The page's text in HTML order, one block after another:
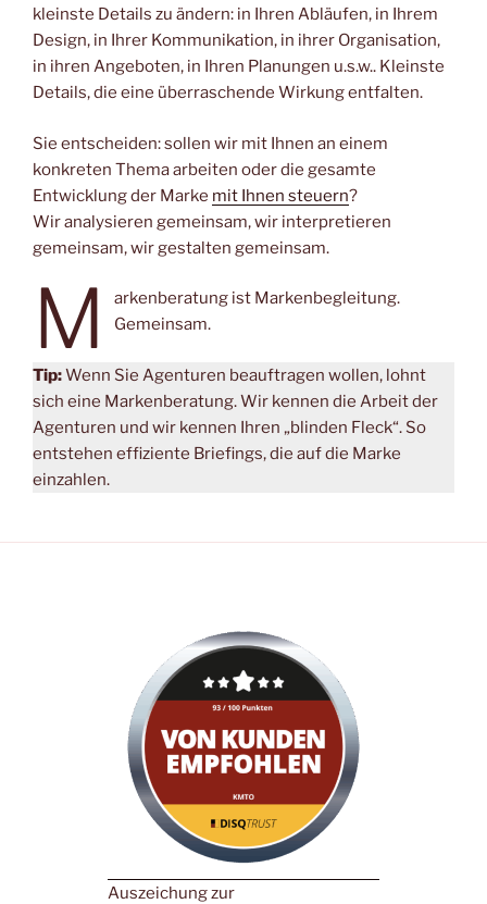
kleinste Details zu ändern: in Ihren Abläufen, in Ihrem
Design, in Ihrer Kommunikation, in ihrer Organisation,
in ihren Angeboten, in Ihren Planungen u.s.w.. Kleinste
Details, die eine überraschende Wirkung entfalten.
Sie entscheiden: sollen wir mit Ihnen an einem
konkreten Thema arbeiten oder die gesamte
Entwicklung der Marke mit Ihnen steuern?
Wir analysieren gemeinsam, wir interpretieren
gemeinsam, wir gestalten gemeinsam.
M
arkenberatung ist Markenbegleitung.
Gemeinsam.
Tip:Wenn Sie Agenturen beauftragen wollen, lohnt
sich eine Markenberatung. Wir kennen die Arbeit der
Agenturen und wir kennen Ihren „blinden Fleck“. So
entstehen effiziente Briefings, die auf die Marke
einzahlen.
Auszeichung zur